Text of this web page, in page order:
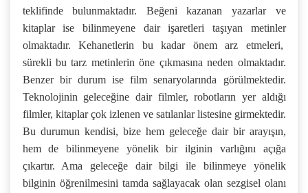
teklifinde bulunmaktadır. Beğeni kazanan yazarlar ve
kitaplar ise bilinmeyene dair işaretleri taşıyan metinler
olmaktadır. Kehanetlerin bu kadar önem arz etmeleri,
sürekli bu tarz metinlerin öne çıkmasına neden olmaktadır.
Benzer bir durum ise film senaryolarında görülmektedir.
Teknolojinin geleceğine dair filmler, robotların yer aldığı
filmler, kitaplar çok izlenen ve satılanlar listesine girmektedir.
Bu durumun kendisi, bize hem geleceğe dair bir arayışın,
hem de bilinmeyene yönelik bir ilginin varlığını açığa
çıkartır. Ama geleceğe dair bilgi ile bilinmeye yönelik
bilginin öğrenilmesini tamda sağlayacak olan sezgisel olanı